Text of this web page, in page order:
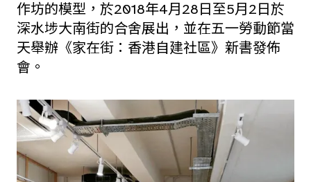
作坊的模型，於2018年4月28日至5月2日於
深水埗大南街的合舍展出，並在五一勞動節當
天舉辦《家在街：香港自建社區》新書發佈
會。